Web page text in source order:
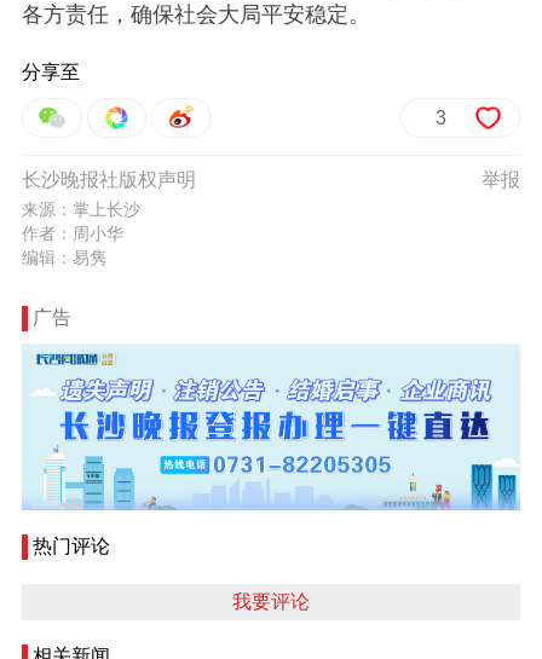
各方责任，确保社会大局平安稳定。
分享至
3
举报
长沙晚报社版权声明
来源：掌上长沙
作者：周小华
编辑：易隽
广告
热门评论
我要评论